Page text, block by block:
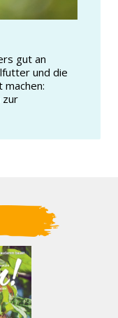
gut an
und die
zur